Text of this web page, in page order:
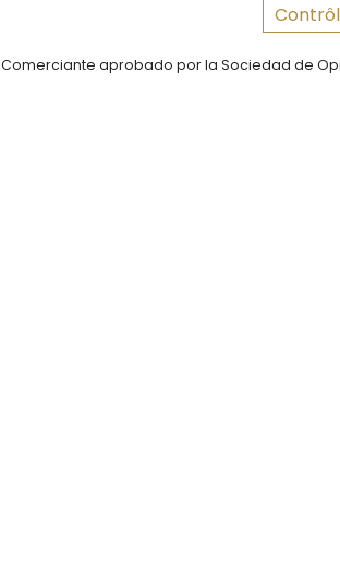
Comerciante aprobado por la Sociedad de